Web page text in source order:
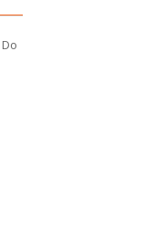
Do